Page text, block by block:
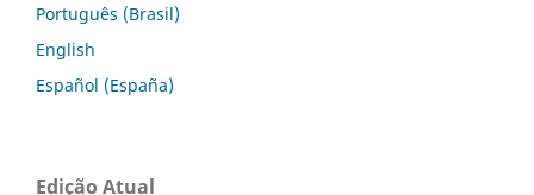
Português (Brasil)
English
Español (España)
Edição Atual